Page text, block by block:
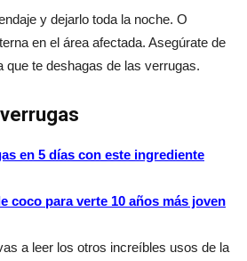
y dejarlo toda la noche. O
en el área afectada. Asegúrate de
que te deshagas de las verrugas.
en 5 días con este ingrediente
coco para verte 10 años más joven
a leer los otros increíbles usos de la